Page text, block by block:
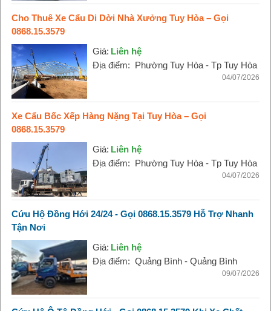
Cho Thuê Xe Cẩu Di Dời Nhà Xưởng Tuy Hòa – Gọi
0868.15.3579
Giá: Liên hệ
Địa điểm: Phường Tuy Hòa - Tp Tuy Hòa
04/07/2026
Xe Cẩu Bốc Xếp Hàng Nặng Tại Tuy Hòa – Gọi
0868.15.3579
Giá: Liên hệ
Địa điểm: Phường Tuy Hòa - Tp Tuy Hòa
04/07/2026
Cứu Hộ Đồng Hới 24/24 - Gọi 0868.15.3579 Hỗ Trợ Nhanh
Tận Nơi
Giá: Liên hệ
Địa điểm: Quảng Bình - Quảng Bình
09/07/2026